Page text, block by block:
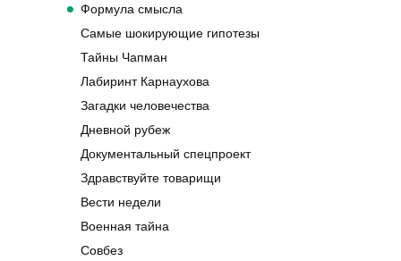
Формула смысла
Самые шокирующие гипотезы
Тайны Чапман
Лабиринт Карнаухова
Загадки человечества
Дневной рубеж
Документальный спецпроект
Здравствуйте товарищи
Вести недели
Военная тайна
Совбез